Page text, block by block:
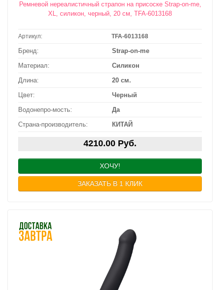
Ремневой нереалистичный страпон на присоске Strap-on-me,
XL, силикон, черный, 20 см, TFA-6013168
Артикул: TFA-6013168
Бренд:
Strap-on-me
Материал:
Силикон
Длина:
20 см.
Цвет:
Черный
Водонепро-мость:
Да
Страна-производитель:
КИТАЙ
4210.00 Руб.
ХОЧУ!
ЗАКАЗАТЬ В 1 КЛИК